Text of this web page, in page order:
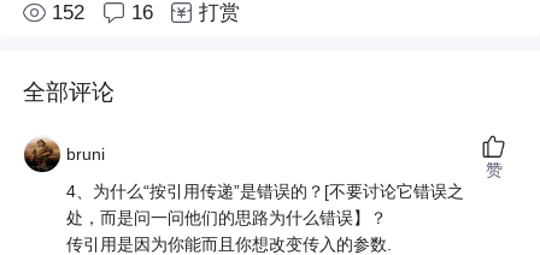
152 16 打赏
全部评论
bruni
4、为什么“按引用传递”是错误的？[不要讨论它错误之
处，而是问一问他们的思路为什么错误】？
传引用是因为你能而且你想改变传入的参数.
赞